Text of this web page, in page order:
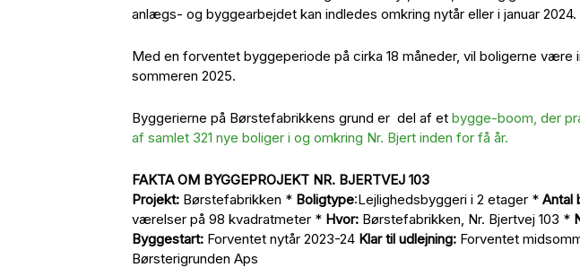
anlægs- og byggearbejdet kan indledes omkring nytår eller i januar 2024.
Med en forventet byggeperiode på cirka 18 måneder, vil boligerne være
sommeren 2025.
Byggerierne på Børstefabrikkens grund er del af et bygge-boom, der
af samlet 321 nye boliger i og omkring Nr. Bjert inden for få år.
FAKTA OM BYGGEPROJEKT NR. BJERTVEJ 103
Projekt: Børstefabrikken * Boligtype:Lejlighedsbyggeri i 2 etager * Antal
værelser på 98 kvadratmeter * Hvor: Børstefabrikken, Nr. Bjertvej 103 *
Byggestart: Forventet nytår 2023-24 Klar til udlejning: Forventet
Børsterigrunden Aps